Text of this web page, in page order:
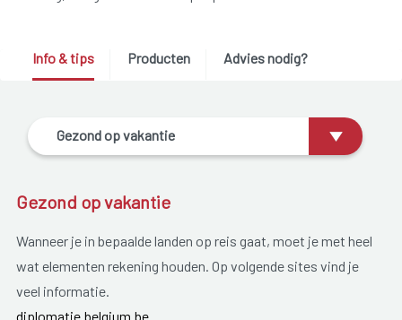
Info & tips Producten Advies nodig?
Gezond op vakantie
Gezond op vakantie
Wanneer je in bepaalde landen op reis gaat, moet je met heel
wat elementen rekening houden. Op volgende sites vind je
veel informatie.
diplomatie.belgium.be